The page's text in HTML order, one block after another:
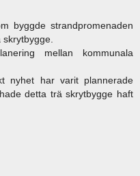
byggde strandpromenaden
mellan kommunala
nyhet har varit plannerade
detta trä skrytbygge haft